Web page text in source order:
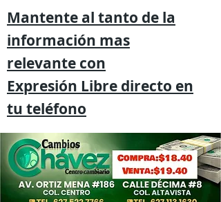
Mantente al tanto de la
información mas
relevante con
Expresión Libre directo en
tu teléfono